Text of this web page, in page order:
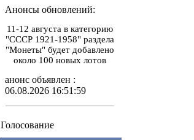
Анонсы обновлений:
11-12 августа в категорию
"СССР 1921-1958" раздела
"Монеты" будет добавлено
около 100 новых лотов
анонс объявлен :
06.08.2026 16:51:59
Голосование